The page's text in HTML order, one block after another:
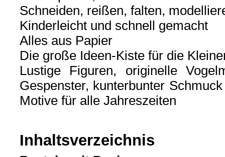
Schneiden, reißen, falten,
Kinderleicht und schnell gemacht
Alles aus Papier
Die große Ideen-Kiste für die
Lustige Figuren, originelle
Gespenster, kunterbunter
Motive für alle Jahreszeiten
Inhaltsverzeichnis